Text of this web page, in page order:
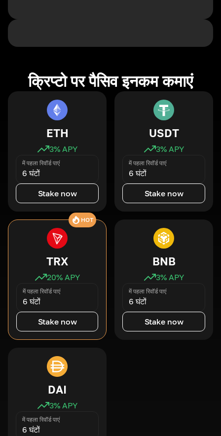
क्रिप्टो पर पैसिव इनकम कमाएं
ETH
3% APY
में पहला रिवॉर्ड पाएं
6 घंटों
Stake now
USDT
3% APY
में पहला रिवॉर्ड पाएं
6 घंटों
Stake now
HOT
TRX
20% APY
में पहला रिवॉर्ड पाएं
6 घंटों
Stake now
BNB
3% APY
में पहला रिवॉर्ड पाएं
6 घंटों
Stake now
DAI
3% APY
में पहला रिवॉर्ड पाएं
6 घंटों